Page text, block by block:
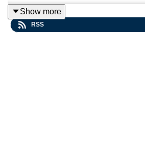
På programmet sto
Show more
RSS